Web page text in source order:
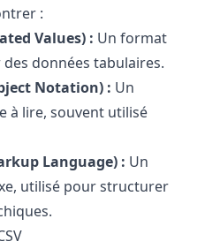
:
Values) : Un format
données tabulaires.
Notation) : Un
à lire, souvent utilisé
Language) : Un
utilisé pour structurer